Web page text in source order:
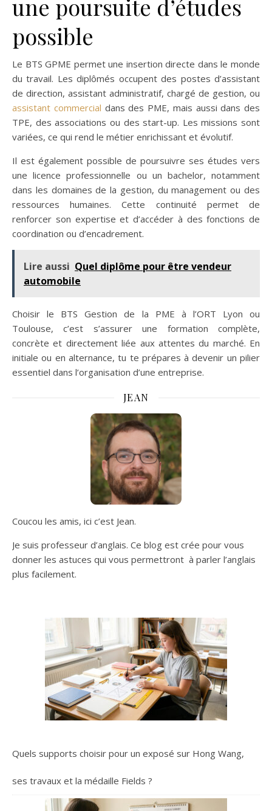
une poursuite d’études
possible
Le BTS GPME permet une insertion directe dans le monde
du travail. Les diplômés occupent des postes d’assistant
de direction, assistant administratif, chargé de gestion, ou
assistant commercial dans des PME, mais aussi dans des
TPE, des associations ou des start-up. Les missions sont
variées, ce qui rend le métier enrichissant et évolutif.
Il est également possible de poursuivre ses études vers
une licence professionnelle ou un bachelor, notamment
dans les domaines de la gestion, du management ou des
ressources humaines. Cette continuité permet de
renforcer son expertise et d’accéder à des fonctions de
coordination ou d’encadrement.
Lire aussi Quel diplôme pour être vendeur
automobile
Choisir le BTS Gestion de la PME à l’ORT Lyon ou
Toulouse, c’est s’assurer une formation complète,
concrète et directement liée aux attentes du marché. En
initiale ou en alternance, tu te prépares à devenir un pilier
essentiel dans l’organisation d’une entreprise.
JEAN
Coucou les amis, ici c’est Jean.
Je suis professeur d’anglais. Ce blog est crée pour vous
donner les astuces qui vous permettront à parler l’anglais
plus facilement.
Quels supports choisir pour un exposé sur Hong Wang,
ses travaux et la médaille Fields ?